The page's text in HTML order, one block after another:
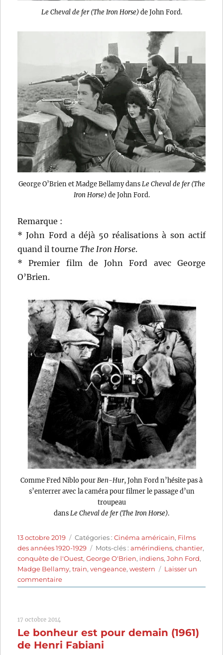
Le Cheval de fer (The Iron Horse)de John Ford.
George O’Brien et Madge Bellamy dansLe Cheval de fer (The
Iron Horse)de John Ford.
Remarque :
* John Ford a déjà 50 réalisations à son actif
quand il tourneThe Iron Horse.
* Premier film de John Ford avec George
O’Brien.
Comme Fred Niblo pourBen-Hur, John Ford n’hésite pas à
s’enterrer avec la caméra pour filmer le passage d’un
troupeau
dansLe Cheval de fer (The Iron Horse).
Publié
le
13 octobre 2019 Catégories
Catégories :Cinéma américain, Films
des années 1920-1929
Étiquettes
Mots-clés :amérindiens,chantier,
conquête de l'Ouest,George O'Brien, indiens,John Ford,
Madge Bellamy,train,vengeance,western
Laisser un
commentairesur
Le
(1924)
de
17 octobre 2014
Le bonheur est pour demain (1961)
de Henri Fabiani